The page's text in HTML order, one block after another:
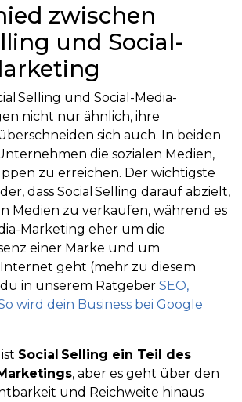
zwischen
und Social-
Selling und Social-Media-
nicht nur ähnlich, ihre
sich auch. In beiden
die sozialen Medien,
zu erreichen. Der wichtigste
dass Social Selling darauf abzielt,
Medien zu verkaufen, während es
Marketing eher um die
einer Marke und um
geht (mehr zu diesem
in unserem Ratgeber SEO,
wird dein Business bei Google
Social Selling ein Teil des
, aber es geht über den
und Reichweite hinaus